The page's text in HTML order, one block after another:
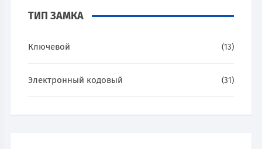
ТИП ЗАМКА
Ключевой (13)
Электронный кодовый (31)